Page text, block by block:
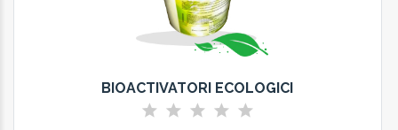
BIOACTIVATORI ECOLOGICI